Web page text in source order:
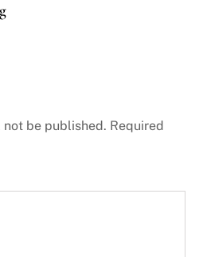
be published. Required